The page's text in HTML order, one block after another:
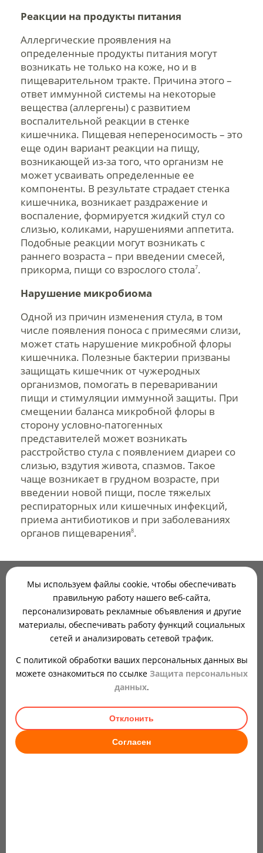
Реакции на продукты питания
Аллергические проявления на
определенные продукты питания могут
возникать не только на коже, но и в
пищеварительном тракте. Причина этого –
ответ иммунной системы на некоторые
вещества (аллергены) с развитием
воспалительной реакции в стенке
кишечника. Пищевая непереносимость – это
еще один вариант реакции на пищу,
возникающей из-за того, что организм не
может усваивать определенные ее
компоненты. В результате страдает стенка
кишечника, возникает раздражение и
воспаление, формируется жидкий стул со
слизью, коликами, нарушениями аппетита.
Подобные реакции могут возникать с
раннего возраста – при введении смесей,
прикорма, пищи со взрослого стола7.
Нарушение микробиома
Одной из причин изменения стула, в том
числе появления поноса с примесями слизи,
может стать нарушение микробной флоры
кишечника. Полезные бактерии призваны
защищать кишечник от чужеродных
организмов, помогать в переваривании
пищи и стимуляции иммунной защиты. При
смещении баланса микробной флоры в
сторону условно-патогенных
представителей может возникать
расстройство стула с появлением диареи со
слизью, вздутия живота, спазмов. Такое
чаще возникает в грудном возрасте, при
введении новой пищи, после тяжелых
респираторных или кишечных инфекций,
приема антибиотиков и при заболеваниях
органов пищеварения8.
Цвет слизи: важен ли он
для диагностики
Изменение консистенции фекалий в
комбинации с появлением слизи того или
иного цвета может помочь в определении
причины, которая вызвала нарушения стула
Примесь зелени, избыток слизи на фоне
частой диареи, вздутия, болей в животе
типичны для серьезных кишечных
Мы используем файлы cookie, чтобы обеспечивать
правильную работу нашего веб-сайта,
персонализировать рекламные объявления и другие
материалы, обеспечивать работу функций социальных
сетей и анализировать сетевой трафик.
С политикой обработки ваших персональных данных вы
можете ознакомиться по ссылке Защита персональных
данных.
Согласен
Отклонить